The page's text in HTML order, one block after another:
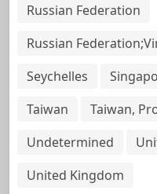
Russian Federation
Russian
Seychelles
Taiwan
Taiwan,
Undetermined
United Kingdom